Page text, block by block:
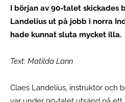
I början av 90-talet skickades
Landelius ut på jobb i norra
hade kunnat sluta mycket illa.
Text: Matilda Lann
Claes Landelius, instruktör och